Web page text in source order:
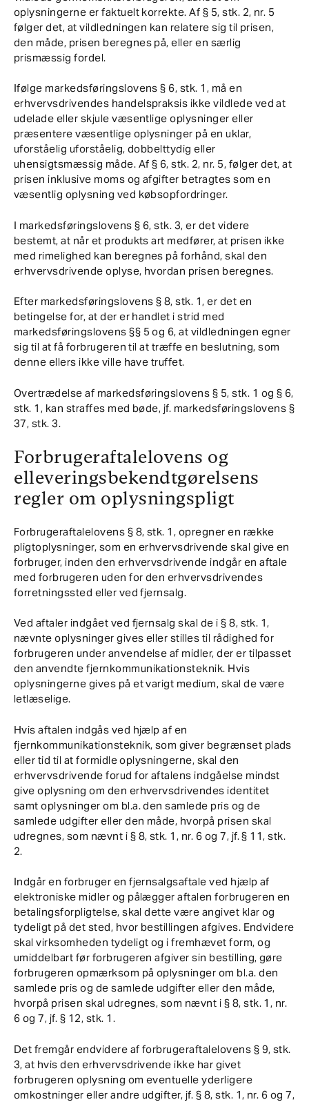
oplysningerne er faktuelt korrekte. Af § 5, stk. 2, nr. 5
følger det, at vildledningen kan relatere sig til prisen,
den måde, prisen beregnes på, eller en særlig
prismæssig fordel.
Ifølge markedsføringslovens § 6, stk. 1, må en
erhvervsdrivendes handelspraksis ikke vildlede ved at
udelade eller skjule væsentlige oplysninger eller
præsentere væsentlige oplysninger på en uklar,
uforståelig uforståelig, dobbelttydig eller
uhensigtsmæssig måde. Af § 6, stk. 2, nr. 5, følger det, at
prisen inklusive moms og afgifter betragtes som en
væsentlig oplysning ved købsopfordringer.
I markedsføringslovens § 6, stk. 3, er det videre
bestemt, at når et produkts art medfører, at prisen ikke
med rimelighed kan beregnes på forhånd, skal den
erhvervsdrivende oplyse, hvordan prisen beregnes.
Efter markedsføringslovens § 8, stk. 1, er det en
betingelse for, at der er handlet i strid med
markedsføringslovens §§ 5 og 6, at vildledningen egner
sig til at få forbrugeren til at træffe en beslutning, som
denne ellers ikke ville have truffet.
Overtrædelse af markedsføringslovens § 5, stk. 1 og § 6,
stk. 1, kan straffes med bøde, jf. markedsføringslovens §
37, stk. 3.
Forbrugeraftalelovens og
elleveringsbekendtgørelsens
regler om oplysningspligt
Forbrugeraftalelovens § 8, stk. 1, opregner en række
pligtoplysninger, som en erhvervsdrivende skal give en
forbruger, inden den erhvervsdrivende indgår en aftale
med forbrugeren uden for den erhvervsdrivendes
forretningssted eller ved fjernsalg.
Ved aftaler indgået ved fjernsalg skal de i § 8, stk. 1,
nævnte oplysninger gives eller stilles til rådighed for
forbrugeren under anvendelse af midler, der er tilpasset
den anvendte fjernkommunikationsteknik. Hvis
oplysningerne gives på et varigt medium, skal de være
letlæselige.
Hvis aftalen indgås ved hjælp af en
fjernkommunikationsteknik, som giver begrænset plads
eller tid til at formidle oplysningerne, skal den
erhvervsdrivende forud for aftalens indgåelse mindst
give oplysning om den erhvervsdrivendes identitet
samt oplysninger om bl.a. den samlede pris og de
samlede udgifter eller den måde, hvorpå prisen skal
udregnes, som nævnt i § 8, stk. 1, nr. 6 og 7, jf. § 11, stk.
2.
Indgår en forbruger en fjernsalgsaftale ved hjælp af
elektroniske midler og pålægger aftalen forbrugeren en
betalingsforpligtelse, skal dette være angivet klar og
tydeligt på det sted, hvor bestillingen afgives. Endvidere
skal virksomheden tydeligt og i fremhævet form, og
umiddelbart før forbrugeren afgiver sin bestilling, gøre
forbrugeren opmærksom på oplysninger om bl.a. den
samlede pris og de samlede udgifter eller den måde,
hvorpå prisen skal udregnes, som nævnt i § 8, stk. 1, nr.
6 og 7, jf. § 12, stk. 1.
Det fremgår endvidere af forbrugeraftalelovens § 9, stk.
3, at hvis den erhvervsdrivende ikke har givet
forbrugeren oplysning om eventuelle yderligere
omkostninger eller andre udgifter, jf. § 8, stk. 1, nr. 6 og 7,